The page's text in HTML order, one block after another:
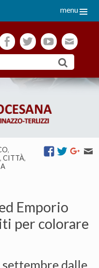
menu
facebooktwitteryoutube
Skip
,
, CITTÀ,
Emporio
per colorare
dalle